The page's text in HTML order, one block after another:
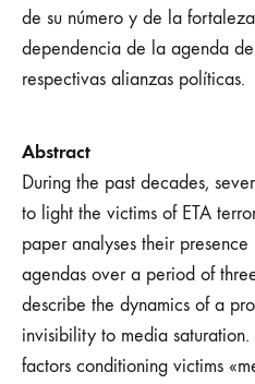
de su número y de la
dependencia de la agenda
respectivas alianzas políticas.
Abstract
During the past decades,
to light the victims of ETA
paper analyses their
agendas over a period of
describe the dynamics of a
invisibility to media
factors conditioning victims